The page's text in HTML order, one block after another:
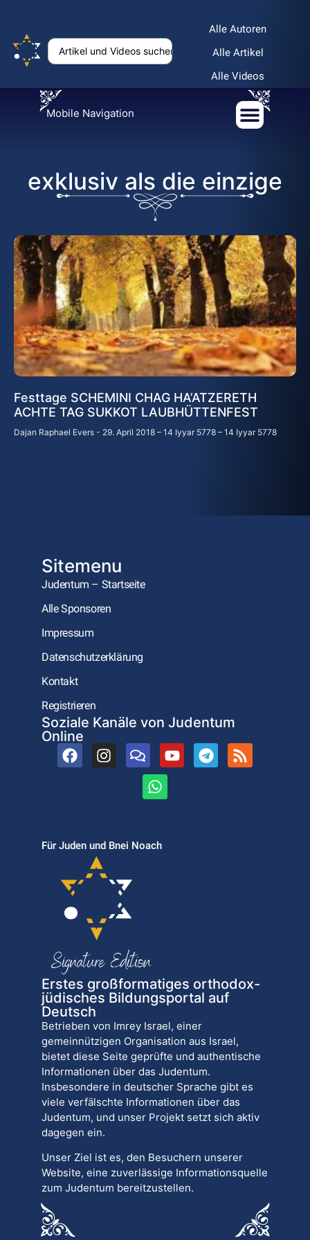
Alle Autoren
Alle Artikel
Alle Videos
Mobile Navigation
exklusiv als die einzige
Festtage SCHEMINI CHAG HA’ATZERETH
ACHTE TAG SUKKOT LAUBHÜTTENFEST
Dajan Raphael Evers 29. April 2018 – 14 Iyyar 5778 – 14 Iyyar 5778
Sitemenu
Judentum – Startseite
Alle Sponsoren
Impressum
Datenschutzerklärung
Kontakt
Registrieren
Soziale Kanäle von Judentum
Online
Für Juden und Bnei Noach
Erstes großformatiges orthodox-
jüdisches Bildungsportal auf
Deutsch
Betrieben von Imrey Israel, einer
gemeinnützigen Organisation aus Israel,
bietet diese Seite geprüfte und authentische
Informationen über das Judentum.
Insbesondere in deutscher Sprache gibt es
viele verfälschte Informationen über das
Judentum, und unser Projekt setzt sich aktiv
dagegen ein.
Unser Ziel ist es, den Besuchern unserer
Website, eine zuverlässige Informationsquelle
zum Judentum bereitzustellen.